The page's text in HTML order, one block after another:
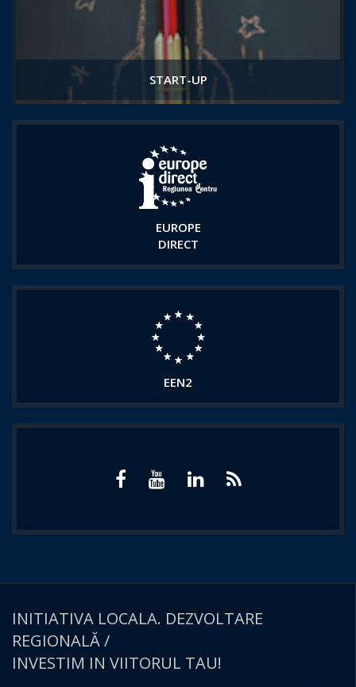
START-UP
EUROPE
DIRECT
EEN2
INITIATIVA LOCALA. DEZVOLTARE
REGIONALĂ /
INVESTIM IN VIITORUL TAU!